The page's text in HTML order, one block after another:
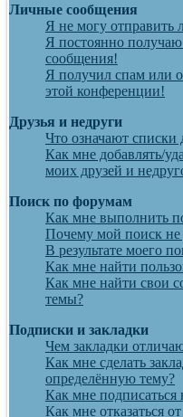
Личные сообщения
Я не могу отправить
Я постоянно
сообщения!
Я получил спам или
этой конференции!
Друзья и недруги
Что означают списки
Как мне добавлять/
моих друзей и
Поиск по форумам
Как мне выполнить
Почему мой поиск не
В результате моего
Как мне найти
Как мне найти свои
темы?
Подписки и закладки
Чем закладки
Как мне сделать
определённую тему?
Как мне
Как мне отказаться